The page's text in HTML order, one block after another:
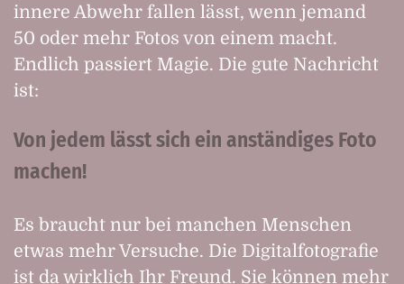
innere Abwehr fallen lässt, wenn jemand
50 oder mehr Fotos von einem macht.
Endlich passiert Magie. Die gute Nachricht
ist:
Von jedem lässt sich ein anständiges Foto
machen!
Es braucht nur bei manchen Menschen
etwas mehr Versuche. Die Digitalfotografie
ist da wirklich Ihr Freund. Sie können mehr